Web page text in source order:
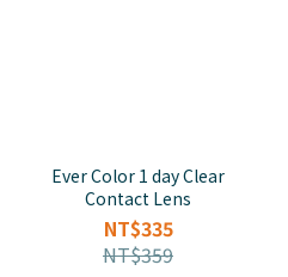
Ever Color 1 day Clear
Contact Lens
NT$335
NT$359